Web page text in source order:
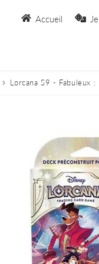
Accueil
› Lorcana S9 - Fabuleux